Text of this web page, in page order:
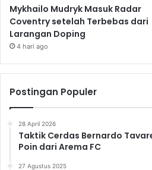
Mykhailo Mudryk Masuk Radar
Coventry setelah Terbebas dari
Larangan Doping
4 hari ago
Postingan Populer
28 April 2026
Taktik Cerdas Bernardo
Poin dari Arema FC
27 Agustus 2025